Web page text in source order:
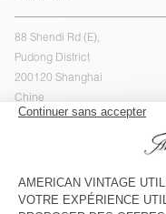
88 Shendi Rd (E),
Pudong District
200120 Shanghai
Chine
HORAIRES